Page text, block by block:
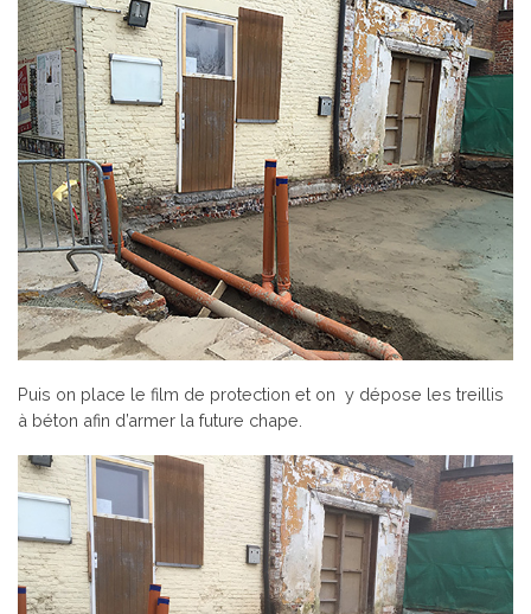
Puis on place le film de protection et on y dépose les treillis
à béton afin d’armer la future chape.